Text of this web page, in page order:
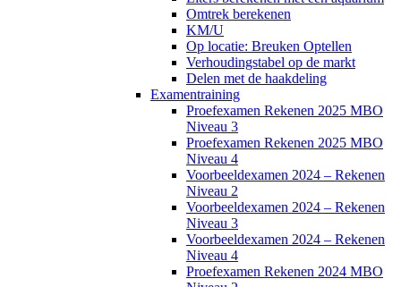
Omtrek berekenen
KM/U
Op locatie: Breuken Optellen
Verhoudingstabel op de markt
Delen met de haakdeling
Examentraining
Proefexamen Rekenen 2025 MBO
Niveau 3
Proefexamen Rekenen 2025 MBO
Niveau 4
Voorbeeldexamen 2024 – Rekenen
Niveau 2
Voorbeeldexamen 2024 – Rekenen
Niveau 3
Voorbeeldexamen 2024 – Rekenen
Niveau 4
Proefexamen Rekenen 2024 MBO